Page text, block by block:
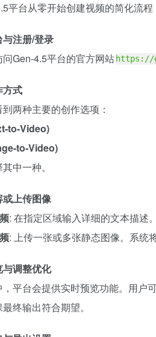
平台从零开始创建视频的简化流程
注册/登录
Gen-4.5平台的官方网站 https://
方式
两种主要的创作选项：
to-Video)
to-Video)
中一种。
上传图像
: 在指定区域输入详细的文本描述
: 上传一张或多张静态图像。系统
调整优化
平台会提供实时预览功能。用户
终输出符合期望。